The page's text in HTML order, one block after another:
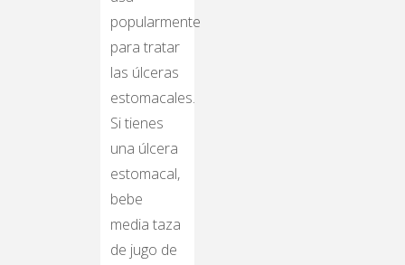
popularmente
para tratar
las úlceras
estomacales.
Si tienes
una úlcera
estomacal,
bebe
media taza
de jugo de